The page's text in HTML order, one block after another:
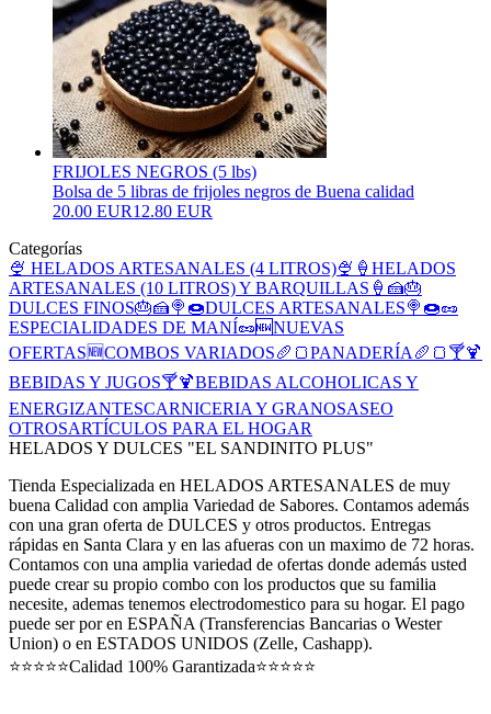
FRIJOLES NEGROS (5 lbs)
Bolsa de 5 libras de frijoles negros de Buena calidad
20.00 EUR12.80 EUR
Categorías
🍨 HELADOS ARTESANALES (4 LITROS)🍨 🍦HELADOS
ARTESANALES (10 LITROS) Y BARQUILLAS🍦 🍰🎂
DULCES FINOS🎂🍰🍭🍩DULCES ARTESANALES🍭🍩🥜
ESPECIALIDADES DE MANÍ🥜🆕NUEVAS
OFERTAS🆕COMBOS VARIADOS🥖🍞PANADERÍA🥖🍞 🍸🍹
BEBIDAS Y JUGOS🍸🍹BEBIDAS ALCOHOLICAS Y
ENERGIZANTESCARNICERIA Y GRANOSASEO
OTROSARTÍCULOS PARA EL HOGAR
HELADOS Y DULCES "EL SANDINITO PLUS"
Tienda Especializada en HELADOS ARTESANALES de muy
buena Calidad con amplia Variedad de Sabores. Contamos además
con una gran oferta de DULCES y otros productos. Entregas
rápidas en Santa Clara y en las afueras con un maximo de 72 horas.
Contamos con una amplia variedad de ofertas donde además usted
puede crear su propio combo con los productos que su familia
necesite, ademas tenemos electrodomestico para su hogar. El pago
puede ser por en ESPAÑA (Transferencias Bancarias o Wester
Union) o en ESTADOS UNIDOS (Zelle, Cashapp).
⭐⭐⭐⭐⭐Calidad 100% Garantizada⭐⭐⭐⭐⭐